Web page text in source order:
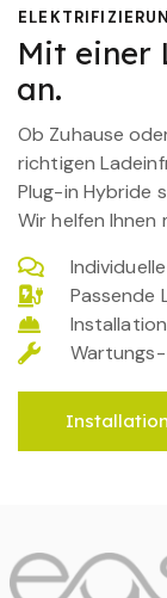
Mit einer
an.
Ob Zuhause
richtigen
Plug-in Hybride
Wir helfen Ihnen
Passende